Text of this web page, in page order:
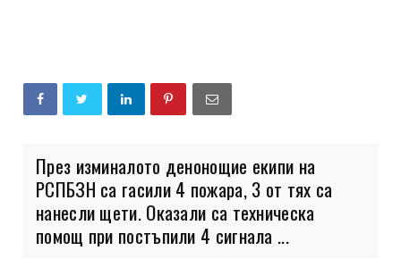
През изминалото денонощие екипи на
РСПБЗН са гасили 4 пожара, 3 от тях са
нанесли щети. Оказали са техническа
помощ при постъпили 4 сигнала ...